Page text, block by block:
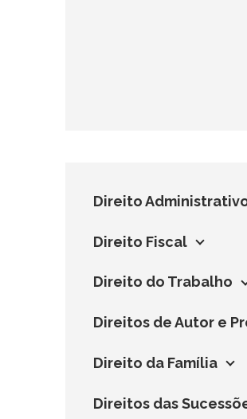
Direito
Direito Fiscal
Direito do Trabalho
Direitos de Autor e
Direito da Família
Direitos das